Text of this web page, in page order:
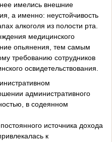
нее имелись внешние
а именно: неустойчивость
алкоголя из полости рта.
медицинского
опьянения, тем самым
требованию сотрудников
освидетельствования.
административного
в содеянном
источника дохода
к